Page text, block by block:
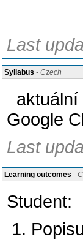
Last
Syllabus - Czech
aktuální
Google
Last
Learning outcomes -
Student: